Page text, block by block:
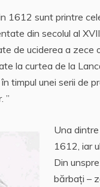
rt
aj
e
a
1612 sunt printre
din secolul al
de uciderea a
la curtea de la
timpul unei serii de
”
Una
1612, iar
Din
bărbați –